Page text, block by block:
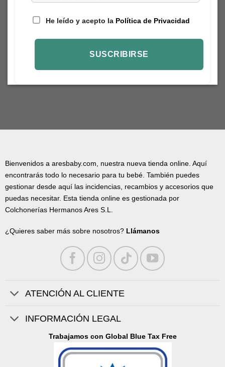
He leído y acepto la Política de Privacidad
Bienvenidos a aresbaby.com, nuestra nueva tienda online. Aquí
encontrarás todo lo necesario para tu bebé. También puedes
gestionar desde aquí las incidencias, recambios y accesorios que
puedas necesitar. Esta tienda online es gestionada por
Colchonerías Hermanos Ares S.L.
¿Quieres saber más sobre nosotros? Llámanos
ATENCIÓN AL CLIENTE
INFORMACIÓN LEGAL
Trabajamos con Global Blue Tax Free